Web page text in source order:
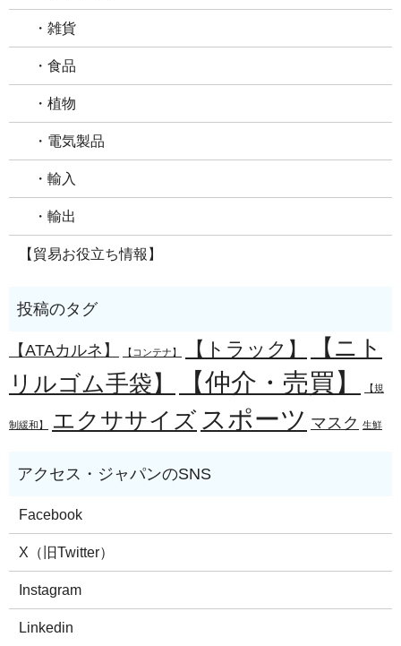
・雑貨
・食品
・植物
・電気製品
・輸入
・輸出
【貿易お役立ち情報】
【ATAカルネ】 【コンテナ】 【トラック】
【ニト
リルゴム手袋】
【仲介・売買】 【規
制緩和】 エクササイズ スポーツ マスク 生鮮
Facebook
X（旧Twitter）
Instagram
Linkedin